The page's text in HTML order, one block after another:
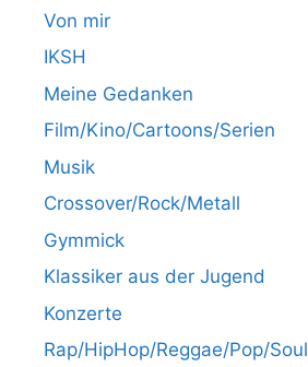
Von mir
IKSH
Meine Gedanken
Film/Kino/Cartoons/Serien
Musik
Crossover/Rock/Metall
Gymmick
Klassiker aus der Jugend
Konzerte
Rap/HipHop/Reggae/Pop/Soul